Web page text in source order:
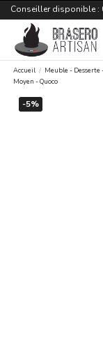
Conseiller disponible :
Accueil Meuble - Desserte
Moyen - Quoco
-5%